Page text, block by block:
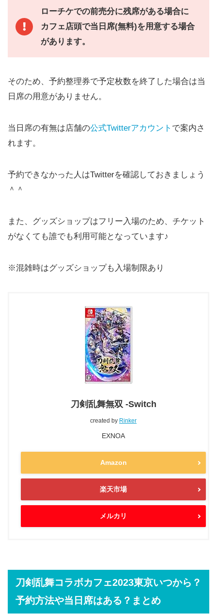
ローチケでの前売分に残席がある場合に
カフェ店頭で当日席(無料)を用意する場合
があります。
そのため、予約整理券で予定枚数を終了した場合は当
日席の用意がありません。
当日席の有無は店舗の公式Twitterアカウント で案内さ
れます。
予約できなかった人はTwitterを確認しておきましょう
＾＾
また、グッズショップはフリー入場のため、チケット
がなくても誰でも利用可能となっています♪
※混雑時はグッズショップも入場制限あり
刀剣乱舞無双 -Switch
created by Rinker
EXNOA
Amazon
楽天市場
メルカリ
刀剣乱舞コラボカフェ2023東京いつから？
予約方法や当日席はある？まとめ